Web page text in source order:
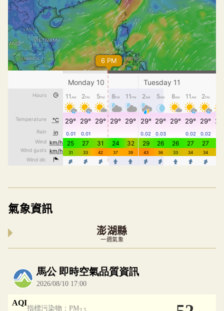
氣象資訊
澎湖縣
一週氣象
內嵌空氣品質小工具為視覺預覽，完整即時空